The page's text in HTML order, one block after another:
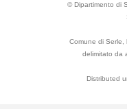
© Dipartimento di
Comune di Serle,
delimitato da
Distributed